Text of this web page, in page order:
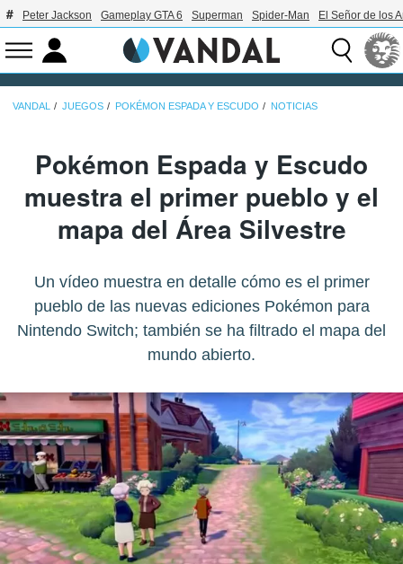
Peter Jackson Gameplay GTA 6 Superman Spider-Man El Señor de los
VANDAL JUEGOS POKÉMON ESPADA Y ESCUDO NOTICIAS
Pokémon Espada y Escudo
muestra el primer pueblo y el
mapa del Área Silvestre
Un vídeo muestra en detalle cómo es el primer
pueblo de las nuevas ediciones Pokémon para
Nintendo Switch; también se ha filtrado el mapa del
mundo abierto.